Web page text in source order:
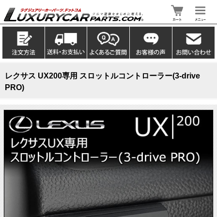
レクサス UX200専用 スロットルコントローラー(3-drive
PRO)